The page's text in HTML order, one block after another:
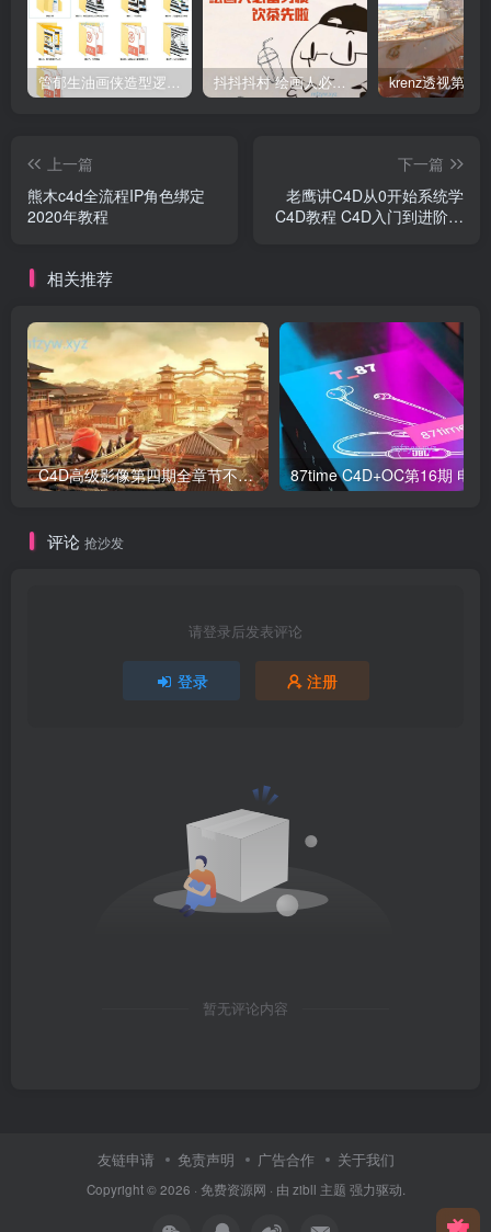
管郁生油画侠造型逻辑班第一期2019年5月【高清不缺课】 抖抖抖村 绘画人必备习惯2020【画质不错】
上一篇
熊木c4d全流程IP角色绑定
2020年教程
下一篇
老鹰讲C4D从0开始系统学
C4D教程 C4D入门到进阶老
相关推荐
C4D高级影像第四期全章节不加密【画质高清有素材】
评论 抢沙发
请登录后发表评论
登录 注册
暂无评论内容
友链申请 免责声明 广告合作 关于我们
Copyright © 2026 · 免费资源网 · 由 zibll 主题 强力驱动.